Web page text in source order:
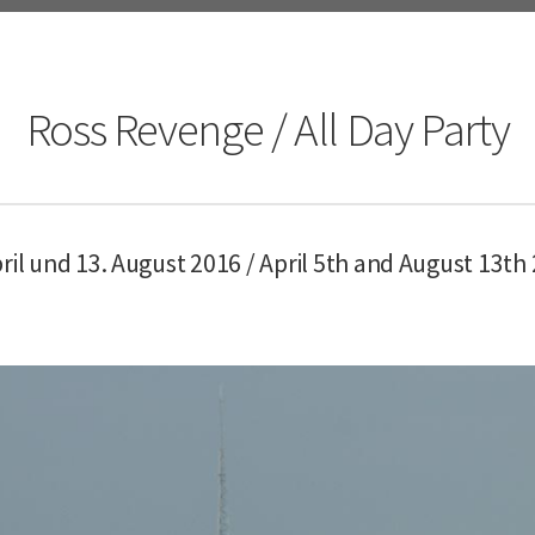
Ross Revenge / All Day Party
und 13. August 2016 / April 5th and August 13th